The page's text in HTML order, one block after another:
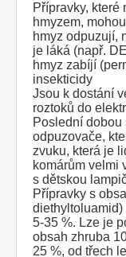
Přípravky, které
hmyzem,
hmyz odpuzují,
je láká (např.
hmyz zabíjí
insekticidy
Jsou k dostání
roztoků do
Poslední
odpuzovače,
zvuku, která je
komárům velmi
s dětskou
Přípravky s
5-35 %. Lze je
obsah zhruba
25 %, od třech